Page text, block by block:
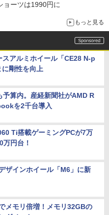
ョーツは1990円に
もっと見る
スアルミホイール「CE28 N-p
剛性を向上
予算内。産経新聞社がAMD R
を2千台導入
Ti搭載ゲーミングPCが7万
円台！
ザインホイール「M6」に新
メモリ倍増！メモリ32GBの